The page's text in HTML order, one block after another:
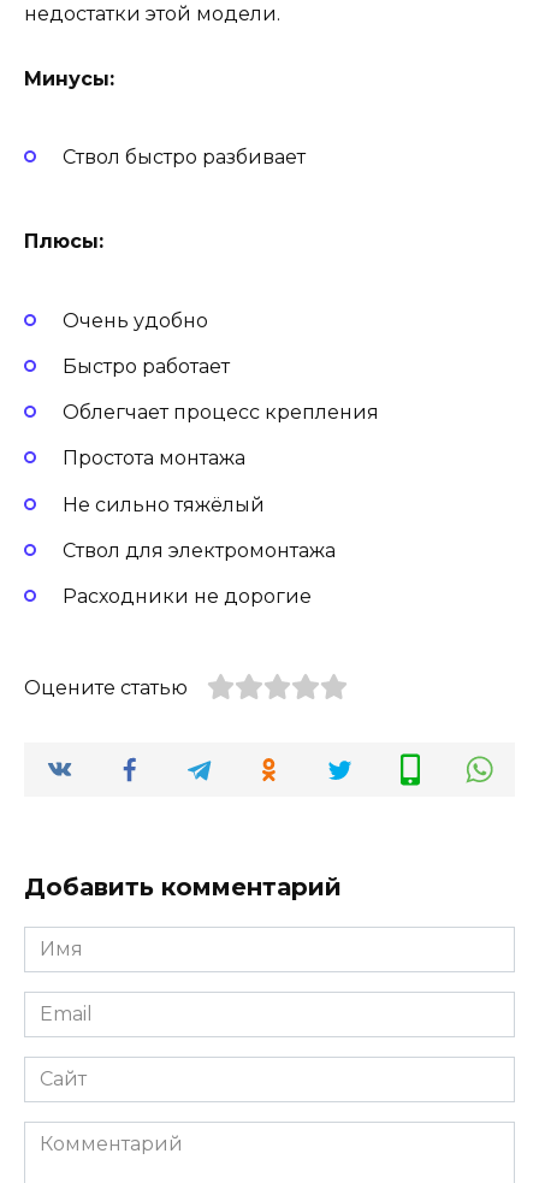
недостатки этой модели.
Минусы:
Ствол быстро разбивает
Плюсы:
Очень удобно
Быстро работает
Облегчает процесс крепления
Простота монтажа
Не сильно тяжёлый
Ствол для электромонтажа
Расходники не дорогие
Оцените статью
Добавить комментарий
Имя
Email
Сайт
Комментарий